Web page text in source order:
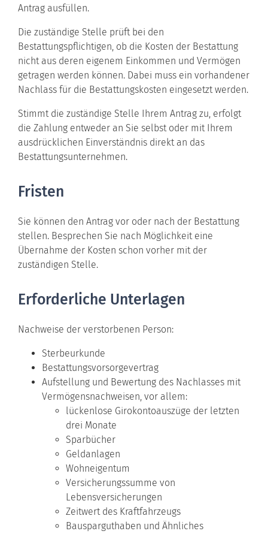
Antrag ausfüllen.
Die zuständige Stelle prüft bei den
Bestattungspflichtigen, ob die Kosten der Bestattung
nicht aus deren eigenem Einkommen und Vermögen
getragen werden können. Dabei muss ein vorhandener
Nachlass für die Bestattungskosten eingesetzt werden.
Stimmt die zuständige Stelle Ihrem Antrag zu, erfolgt
die Zahlung entweder an Sie selbst oder mit Ihrem
ausdrücklichen Einverständnis direkt an das
Bestattungsunternehmen.
Fristen
Sie können den Antrag vor oder nach der Bestattung
stellen. Besprechen Sie nach Möglichkeit eine
Übernahme der Kosten schon vorher mit der
zuständigen Stelle.
Erforderliche Unterlagen
Nachweise der verstorbenen Person:
Sterbeurkunde
Bestattungsvorsorgevertrag
Aufstellung und Bewertung des Nachlasses mit
Vermögensnachweisen, vor allem:
lückenlose Girokontoauszüge der letzten
drei Monate
Sparbücher
Geldanlagen
Wohneigentum
Versicherungssumme von
Lebensversicherungen
Zeitwert des Kraftfahrzeugs
Bausparguthaben und Ähnliches